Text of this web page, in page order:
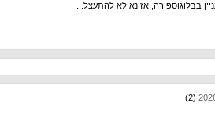
בבלוגוספירה, אז נא לא להתעצל...
(2)